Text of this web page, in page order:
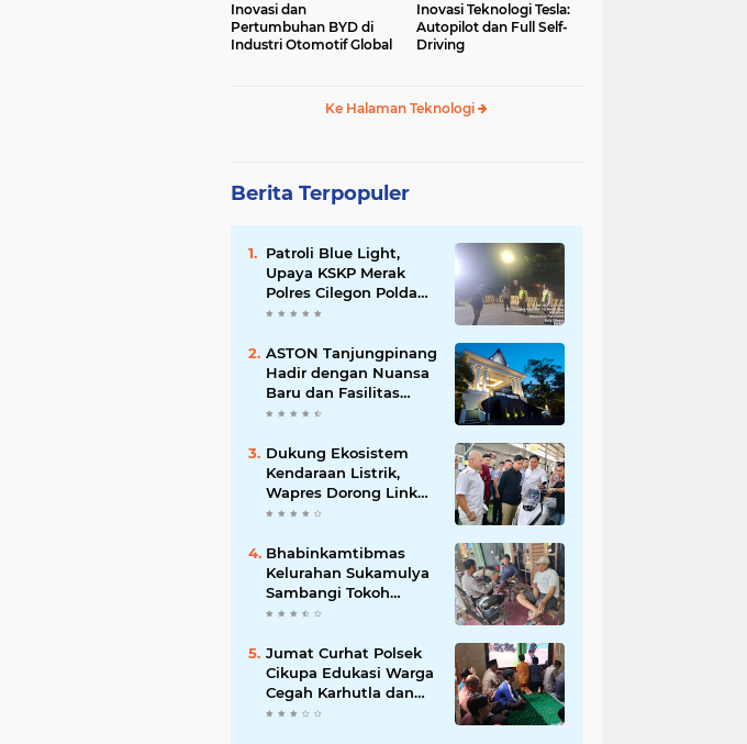
Inovasi dan
Pertumbuhan BYD di
Industri Otomotif Global
Inovasi Teknologi Tesla:
Autopilot dan Full Self-
Driving
Ke Halaman Teknologi
Berita Terpopuler
Patroli Blue Light,
Upaya KSKP Merak
Polres Cilegon Polda
Banten Tekan Aksi
ASTON Tanjungpinang
Hadir dengan Nuansa
Baru dan Fasilitas
Lengkap untuk
Dukung Ekosistem
Kendaraan Listrik,
Wapres Dorong Link
and Match
Bhabinkamtibmas
Kelurahan Sukamulya
Sambangi Tokoh
Masyarakat, Perkuat
Kamtibmas
Jumat Curhat Polsek
Cikupa Edukasi Warga
Cegah Karhutla dan
Larangan Membakar